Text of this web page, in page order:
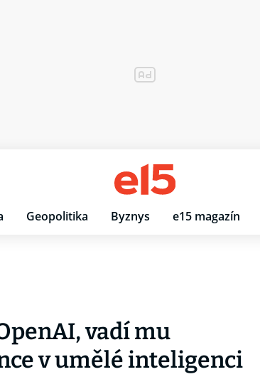
Geopolitika Byznys e15 magazín
vadí mu
v umělé inteligenci